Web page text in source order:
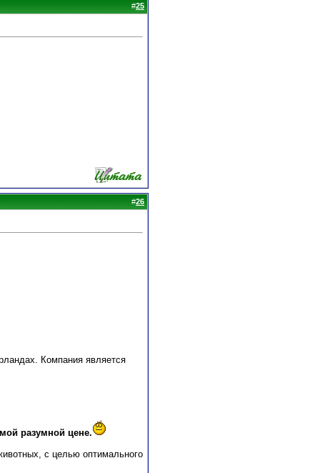
#25
#26
Компания является
разумной цене.
c целью оптимального